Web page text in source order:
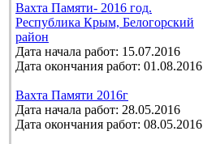
Вахта Памяти- 2016 год.
Республика Крым, Белогорский
район
Дата начала работ: 15.07.2016
Дата окончания работ: 01.08.2016
Вахта Памяти 2016г
Дата начала работ: 28.05.2016
Дата окончания работ: 08.05.2016